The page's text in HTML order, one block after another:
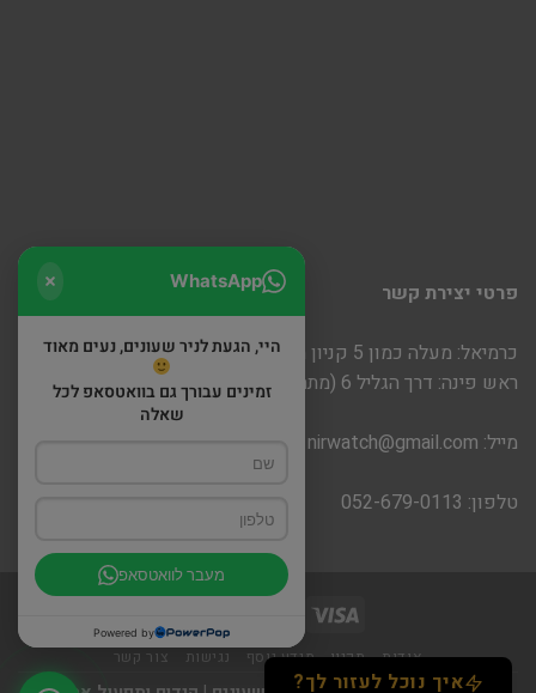
פרטי יצירת קשר
כרמיאל: מעלה כמון 5 קניון חוצות
ראש פינה: דרך הגליל 6 (מתחם שופינה)
מייל: nirwatch@gmail.com
טלפון: 052-679-0113
אודות תקנון מידע נוסף נגישות צור קשר
WhatsApp
היי, הגעת לניר שעונים, נעים מאוד
זמינים עבורך גם בוואטסאפ לכל
שאלה
מעבר לוואטסאפ
Powered by
איך נוכל לעזור לך?